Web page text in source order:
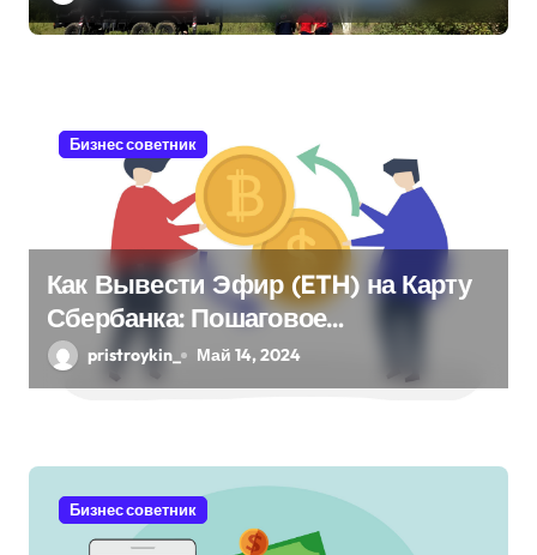
и
Бизнес советник
Как Вывести Эфир (ETH) на Карту
Сбербанка: Пошаговое
Руководство
pristroykin_ Май 14, 2024
Бизнес советник